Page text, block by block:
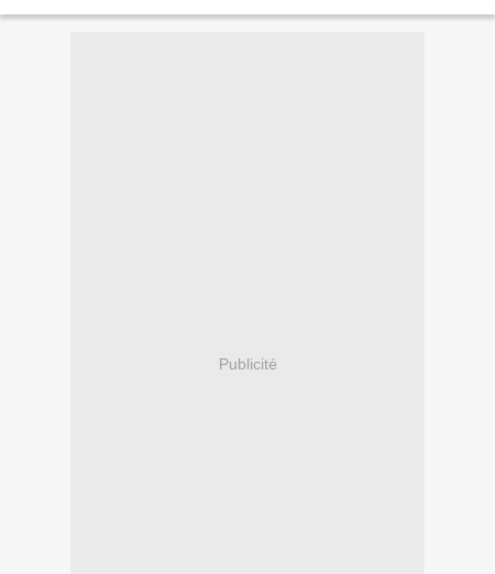
Publicité